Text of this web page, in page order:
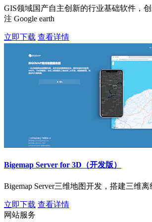
GIS领域国产自主创新的行业基础软件，
注 Google earth
立即下载 查看详情
Bigemap Server for 3D（开发版）
Bigemap Server三维地图开发，搭建三维
立即下载 查看详情
网站服务